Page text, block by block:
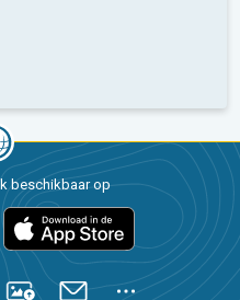
beschikbaar op